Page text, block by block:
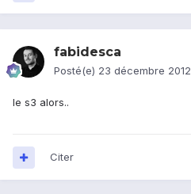
fabidesca
Posté(e) 23 décembre 2012
le s3 alors..
Citer